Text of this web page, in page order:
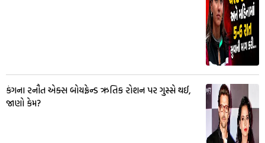
કંગના રનૌત એક્સ બોયફ્રેન્ડ ઋતિક રોશન પર ગુસ્સે થઈ,
જાણો કેમ?